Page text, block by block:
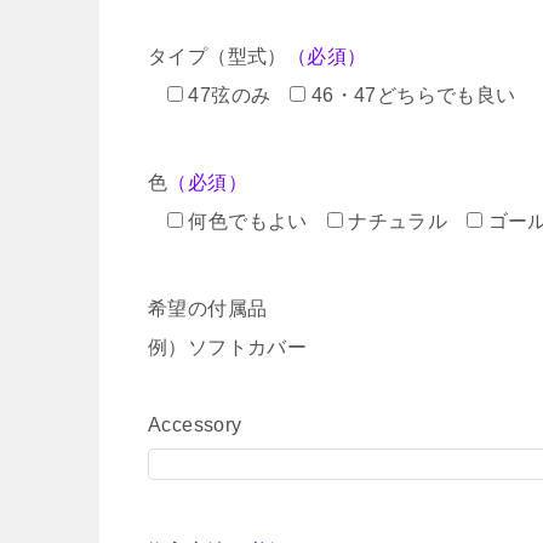
タイプ（型式）
（必須）
47弦のみ
46・47どちらでも良い
色 （必須）
何色でもよい
ナチュラル ゴー
希望の付属品
例）ソフトカバー
Accessory